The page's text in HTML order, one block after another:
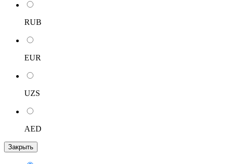
RUB
EUR
UZS
AED
Закрыть